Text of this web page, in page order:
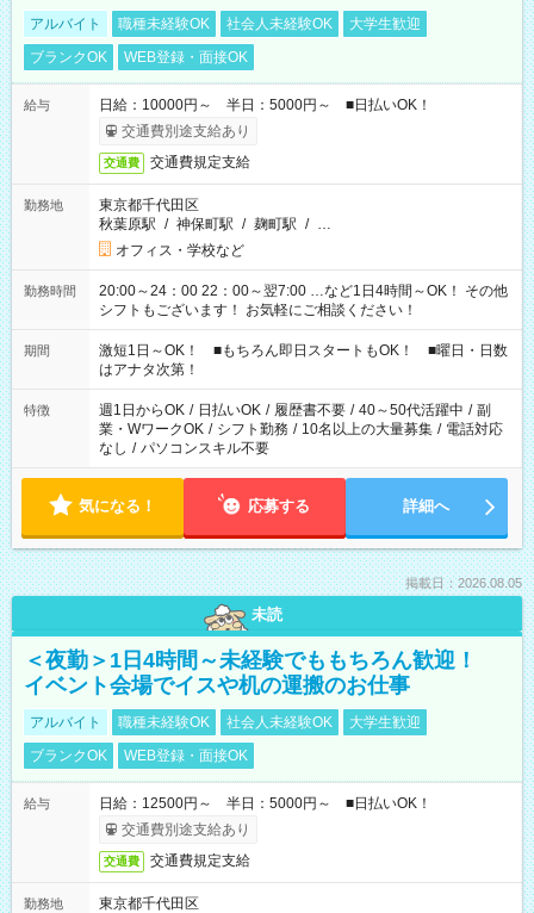
アルバイト 職種未経験OK 社会人未経験OK
大学生歓迎
ブランクOK
WEB登録・面接OK
給与
日給：10000円～ 半日：5000円～ ■日払いOK！
交通費別途支給あり
交通費 交通費規定支給
勤務地
東京都千代田区
秋葉原駅 / 神保町駅 / 麹町駅 / …
オフィス・学校など
勤務時間
20:00～24：00 22：00～翌7:00 …など1日4時間～OK！ その他
シフトもございます！ お気軽にご相談ください！
期間
激短1日～OK！ ■もちろん即日スタートもOK！ ■曜日・日数
はアナタ次第！
特徴 週1日からOK / 日払いOK / 履歴書不要 / 40～50代活躍中 / 副
業・WワークOK / シフト勤務 / 10名以上の大量募集 / 電話対応
なし / パソコンスキル不要
気になる！ 応募する 詳細へ
掲載日：2026.08.05
未読
＜夜勤＞1日4時間～未経験でももちろん歓迎！
イベント会場でイスや机の運搬のお仕事
アルバイト 職種未経験OK 社会人未経験OK
大学生歓迎
ブランクOK
WEB登録・面接OK
給与
日給：12500円～ 半日：5000円～ ■日払いOK！
交通費別途支給あり
交通費 交通費規定支給
勤務地
東京都千代田区